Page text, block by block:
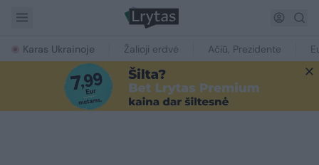
Karas Ukrainoje Žalioji erdvė Ačiū, Prezidente